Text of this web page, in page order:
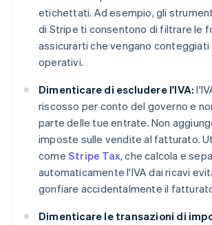
etichettati. Ad esempio, gli
di Stripe ti consentono di filtrare le
assicurarti che vengano conteggiati
operativi.
Dimenticare di escludere l'IVA:
riscosso per conto del governo e
parte delle tue entrate. Non
imposte sulle vendite al fatturato.
come Stripe Tax, che calcola e
automaticamente l'IVA dai ricavi
gonfiare accidentalmente il
Dimenticare le transazioni di